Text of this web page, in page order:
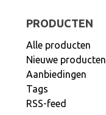
PRODUCTEN
Alle producten
Nieuwe producten
Aanbiedingen
Tags
RSS-feed